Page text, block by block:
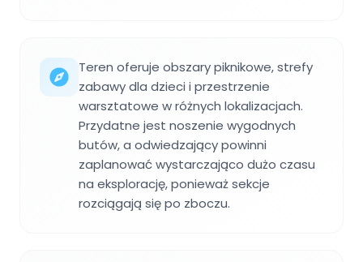
Teren oferuje obszary piknikowe, strefy
zabawy dla dzieci i przestrzenie
warsztatowe w różnych lokalizacjach.
Przydatne jest noszenie wygodnych
butów, a odwiedzający powinni
zaplanować wystarczająco dużo czasu
na eksplorację, ponieważ sekcje
rozciągają się po zboczu.